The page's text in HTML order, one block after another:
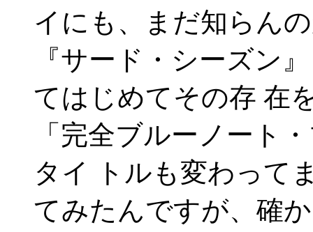
イにも、まだ知らん
『サード・シーズン
てはじめてその存 在
「完全ブルーノート
タイ トルも変わって
てみたんですが、確